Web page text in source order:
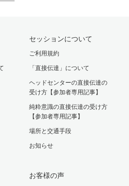
セッションについて
ご利用規約
「直接伝達」について
ヘッドセンターの直接伝達の
受け方【参加者専用記事】
純粋意識の直接伝達の受け方
【参加者専用記事】
場所と交通手段
お知らせ
お客様の声